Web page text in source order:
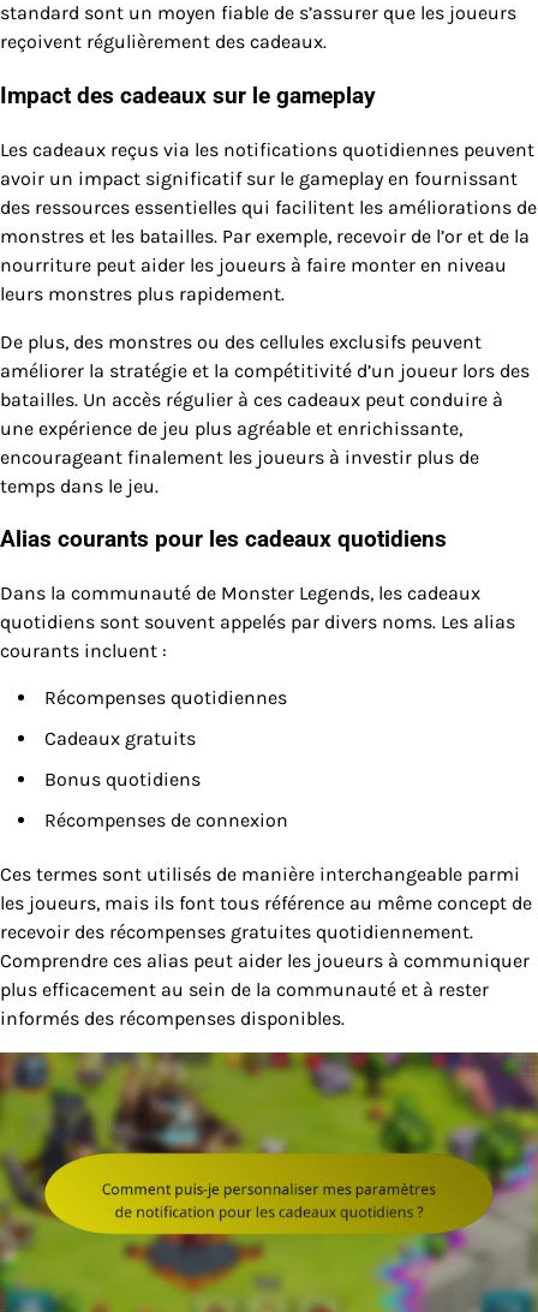
standard sont un moyen fiable de s’assurer que les joueurs
reçoivent régulièrement des cadeaux.
Impact des cadeaux sur le gameplay
Les cadeaux reçus via les notifications quotidiennes peuvent
avoir un impact significatif sur le gameplay en fournissant
des ressources essentielles qui facilitent les améliorations de
monstres et les batailles. Par exemple, recevoir de l’or et de la
nourriture peut aider les joueurs à faire monter en niveau
leurs monstres plus rapidement.
De plus, des monstres ou des cellules exclusifs peuvent
améliorer la stratégie et la compétitivité d’un joueur lors des
batailles. Un accès régulier à ces cadeaux peut conduire à
une expérience de jeu plus agréable et enrichissante,
encourageant finalement les joueurs à investir plus de
temps dans le jeu.
Alias courants pour les cadeaux quotidiens
Dans la communauté de Monster Legends, les cadeaux
quotidiens sont souvent appelés par divers noms. Les alias
courants incluent :
Récompenses quotidiennes
Cadeaux gratuits
Bonus quotidiens
Récompenses de connexion
Ces termes sont utilisés de manière interchangeable parmi
les joueurs, mais ils font tous référence au même concept de
recevoir des récompenses gratuites quotidiennement.
Comprendre ces alias peut aider les joueurs à communiquer
plus efficacement au sein de la communauté et à rester
informés des récompenses disponibles.